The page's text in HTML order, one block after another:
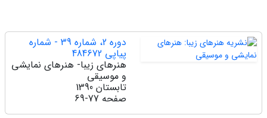
دوره 2، شماره 39 - شماره
پیاپی 484672
هنرهای زیبا- هنرهای نمایشی
و موسیقی
تابستان 1390
صفحه 69-77